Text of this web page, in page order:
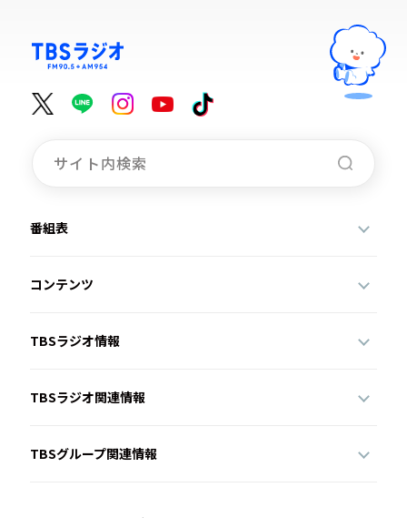
番組表
コンテンツ
TBSラジオ情報
TBSラジオ関連情報
TBSグループ関連情報